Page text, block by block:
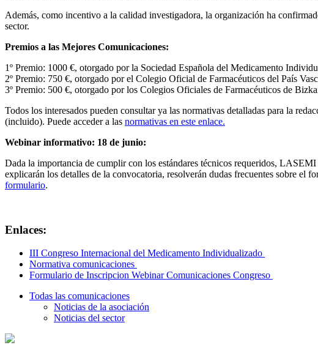
Además, como incentivo a la calidad investigadora, la organización ha
sector.
Premios a las Mejores Comunicaciones:
1º Premio: 1000 €, otorgado por la Sociedad Española del Medicamento
2º Premio: 750 €, otorgado por el Colegio Oficial de Farmacéuticos del País
3º Premio: 500 €, otorgado por los Colegios Oficiales de Farmacéuticos de
Todos los interesados pueden consultar ya las normativas detalladas para la
(incluido). Puede acceder a las normativas en este enlace.
Webinar informativo: 18 de junio:
Dada la importancia de cumplir con los estándares técnicos requeridos,
explicarán los detalles de la convocatoria, resolverán dudas frecuentes sobre el
formulario.
Enlaces:
III Congreso Internacional del Medicamento Individualizado
Normativa comunicaciones
Formulario de Inscripcion Webinar Comunicaciones Congreso
Todas las comunicaciones
Noticias de la asociación
Noticias del sector